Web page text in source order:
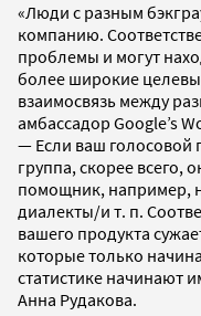
«Люди с разным
компанию.
проблемы и могут
более широкие
взаимосвязь между
амбассадор Google’s
— Если ваш голосовой
группа, скорее всего,
помощник, например,
диалекты/и т. п.
вашего продукта
которые только
статистике начинают
Анна Рудакова.